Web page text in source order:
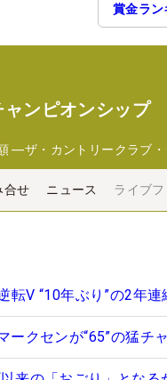
賞金ラン
ンピオンシップ
―ザ・カントリークラブ・
合せ ニュース ライブフ
転V “10年ぶり”の2年連
ークセンが“65”の猛チ